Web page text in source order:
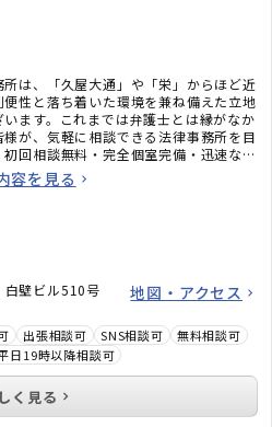
所は、「久屋大通」や「栄」からほど近
便性と落ち着いた環境を兼ね備えた立地
います。これまでは弁護士とは縁がなか
様が、気軽に相談できる法律事務所を目
初回相談無料・完全個室完備・迅速なメ
など、相談しやすい環境も整えていま
護士に相談するべきかわからない」と
容を見る
壁ビル510号 地図・アクセス
出張相談可 SNS相談可
無料相談可
日19時以降相談可
く見る